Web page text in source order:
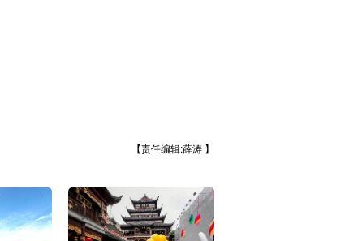
【责任编辑:薛涛 】